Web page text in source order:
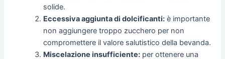
solide.
Eccessiva aggiunta di dolcificanti: è importante
non aggiungere troppo zucchero per non
compromettere il valore salutistico della bevanda.
Miscelazione insufficiente: per ottenere una